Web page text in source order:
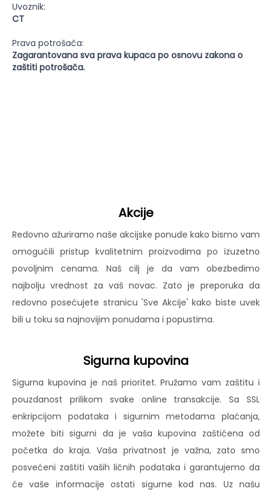
Uvoznik:
CT
Prava potrošača:
Zagarantovana sva prava kupaca po osnovu zakona o
zaštiti potrošača.
Akcije
Redovno ažuriramo naše akcijske ponude kako bismo vam
omogućili pristup kvalitetnim proizvodima po izuzetno
povoljnim cenama. Naš cilj je da vam obezbedimo
najbolju vrednost za vaš novac. Zato je preporuka da
redovno posećujete stranicu 'Sve Akcije' kako biste uvek
bili u toku sa najnovijim ponudama i popustima.
Sigurna kupovina
Sigurna kupovina je naš prioritet. Pružamo vam zaštitu i
pouzdanost prilikom svake online transakcije. Sa SSL
enkripcijom podataka i sigurnim metodama plaćanja,
možete biti sigurni da je vaša kupovina zaštićena od
početka do kraja. Vaša privatnost je važna, zato smo
posvećeni zaštiti vaših ličnih podataka i garantujemo da
će vaše informacije ostati sigurne kod nas. Uz našu